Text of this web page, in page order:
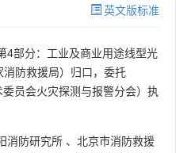
英文版标准
4部分：工业及商业用途线型光
消防救援局）归口，委托
委员会火灾探测与报警分会）执
消防研究所 、 北京市消防救援